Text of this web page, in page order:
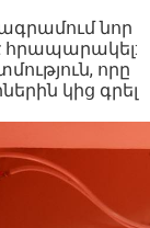
նոր
հրապարակել:
որը
կից գրել